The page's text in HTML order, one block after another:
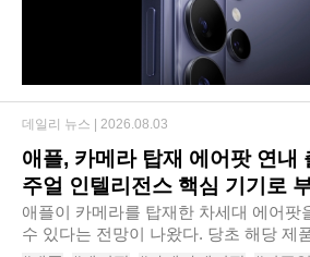
애플, 카메라 탑재 에어팟 연내
주얼 인텔리전스 핵심 기기로
애플이 카메라를 탑재한 차세대 에어팟
수 있다는 전망이 나왔다. 당초 해당 제
데일리 뉴스 | 2026.08.03